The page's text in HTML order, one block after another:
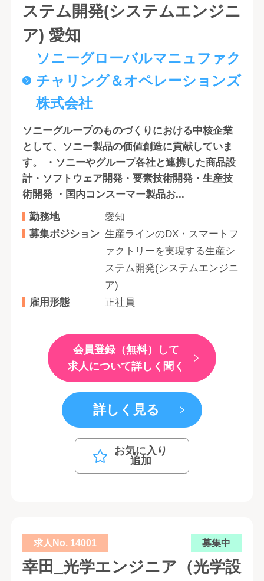
ステム開発(システムエンジニ
ア) 愛知
ソニーグローバルマニュファク
チャリング＆オペレーションズ
株式会社
ソニーグループのものづくりにおける中核企業
として、ソニー製品の価値創造に貢献していま
す。 ・ソニーやグループ各社と連携した商品設
計・ソフトウェア開発・要素技術開発・生産技
術開発 ・国内コンスーマー製品お...
勤務地
愛知
募集ポジション 生産ラインのDX・スマートフ
ァクトリーを実現する生産シ
ステム開発(システムエンジニ
ア)
雇用形態
正社員
会員登録（無料）して
求人について詳しく聞く
詳しく見る
お気に入り
追加
求人No. 14001 募集中
幸田_光学エンジニア（光学設